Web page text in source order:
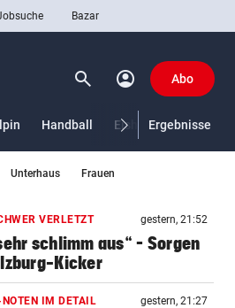
Bazar
search Suchen
account_circle Abo
Handball Eishockey US-Sport
Ergebnisse
Unterhaus Frauen
VERLETZT gestern, 21:52
schlimm aus“ – Sorgen
Kicker
IM DETAIL gestern, 21:27